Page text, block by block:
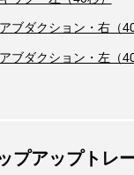
ブダクション・右（40
ブダクション・左（40
プアップトレ